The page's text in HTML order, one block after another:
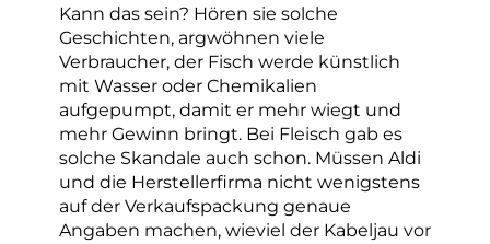
Kann das sein? Hören sie solche
Geschichten, argwöhnen viele
Verbraucher, der Fisch werde künstlich
mit Wasser oder Chemikalien
aufgepumpt, damit er mehr wiegt und
mehr Gewinn bringt. Bei Fleisch gab es
solche Skandale auch schon. Müssen Aldi
und die Herstellerfirma nicht wenigstens
auf der Verkaufspackung genaue
Angaben machen, wieviel der Kabeljau vor